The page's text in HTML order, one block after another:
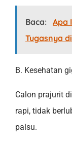
Baca: Apa
Tugasnya
B. Kesehatan
Calon prajurit
rapi, tidak
palsu.